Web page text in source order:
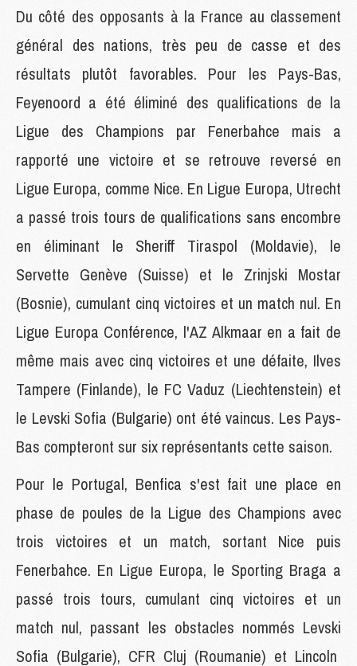
Du côté des opposants à la France au classement
général des nations, très peu de casse et des
résultats plutôt favorables. Pour les Pays-Bas,
Feyenoord a été éliminé des qualifications de la
Ligue des Champions par Fenerbahce mais a
rapporté une victoire et se retrouve reversé en
Ligue Europa, comme Nice. En Ligue Europa, Utrecht
a passé trois tours de qualifications sans encombre
en éliminant le Sheriff Tiraspol (Moldavie), le
Servette Genève (Suisse) et le Zrinjski Mostar
(Bosnie), cumulant cinq victoires et un match nul. En
Ligue Europa Conférence, l'AZ Alkmaar en a fait de
même mais avec cinq victoires et une défaite, Ilves
Tampere (Finlande), le FC Vaduz (Liechtenstein) et
le Levski Sofia (Bulgarie) ont été vaincus. Les Pays-
Bas compteront sur six représentants cette saison.
Pour le Portugal, Benfica s'est fait une place en
phase de poules de la Ligue des Champions avec
trois victoires et un match, sortant Nice puis
Fenerbahce. En Ligue Europa, le SportingBraga a
passé trois tours, cumulant cinq victoires et un
match nul, passant les obstacles nommés Levski
Sofia (Bulgarie), CFR Cluj (Roumanie) et Lincoln